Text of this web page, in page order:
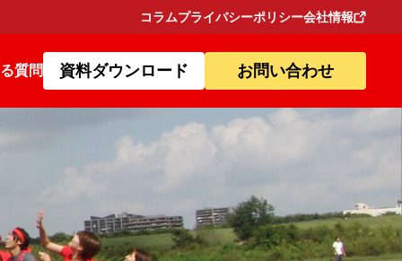
コラムプライバシーポリシー会社情報
質問 資料ダウンロード お問い合わせ